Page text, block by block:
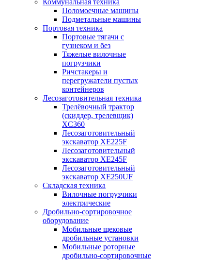
Коммунальная техника
Поломоечные машины
Подметальные машины
Портовая техника
Портовые тягачи с
гузнеком и без
Тяжелые вилочные
погрузчики
Ричстакеры и
перегружатели пустых
контейнеров
Лесозаготовительная техника
Трелёвочный трактор
(скиддер, трелевщик)
XC360
Лесозаготовительный
экскаватор XE225F
Лесозаготовительный
экскаватор XE245F
Лесозаготовительный
экскаватор XE250UF
Складская техника
Вилочные погрузчики
электрические
Дробильно-сортировочное
оборудование
Мобильные щековые
дробильные установки
Мобильные роторные
дробильно-сортировочные